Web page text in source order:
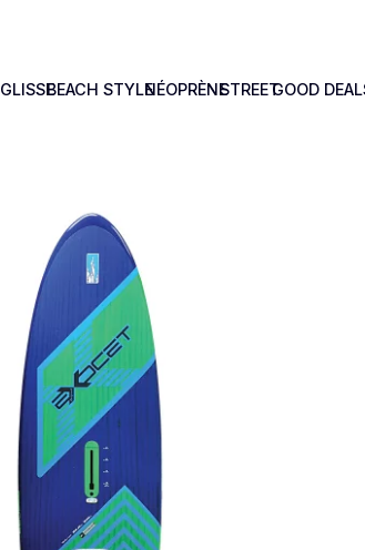
GLISSEBEACH STYLENÉOPRÈNESTREETGOOD